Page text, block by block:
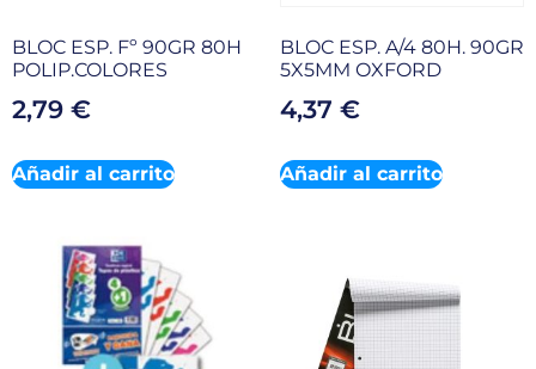
BLOC ESP. Fº 90GR 80H
POLIP.COLORES
2,79 €
Añadir al carrito
BLOC ESP. A/4 80H. 90GR
5X5MM OXFORD
4,37 €
Añadir al carrito